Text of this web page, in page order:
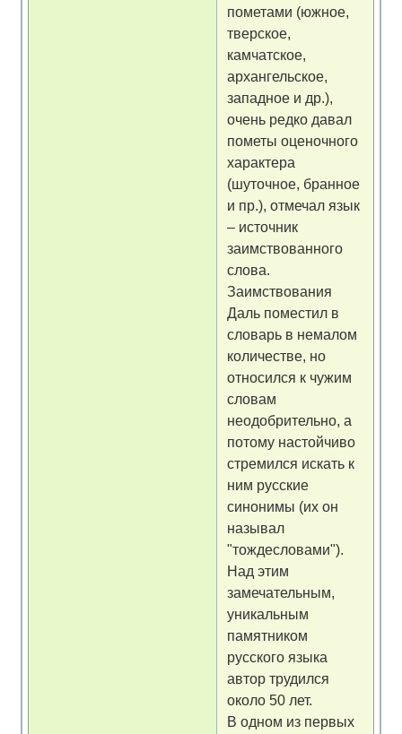
пометами (южное,
тверское,
камчатское,
архангельское,
западное и др.),
очень редко давал
пометы оценочного
характера
(шуточное, бранное
и пр.), отмечал язык
– источник
заимствованного
слова.
Заимствования
Даль поместил в
словарь в немалом
количестве, но
относился к чужим
словам
неодобрительно, а
потому настойчиво
стремился искать к
ним русские
синонимы (их он
называл
"тождесловами").
Над этим
замечательным,
уникальным
памятником
русского языка
автор трудился
около 50 лет.
В одном из первых